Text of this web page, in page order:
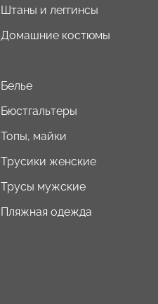
Штаны и леггинсы
Домашние костюмы
Белье
Бюстгальтеры
Топы, майки
Трусики женские
Трусы мужские
Пляжная одежда